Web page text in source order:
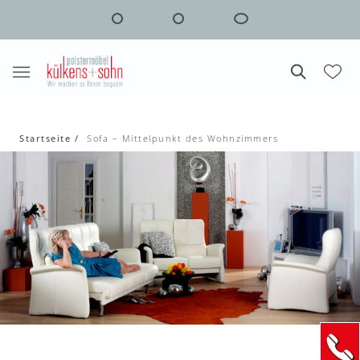
Startseite Sofa – Mittelpunkt des Wohnzimmers